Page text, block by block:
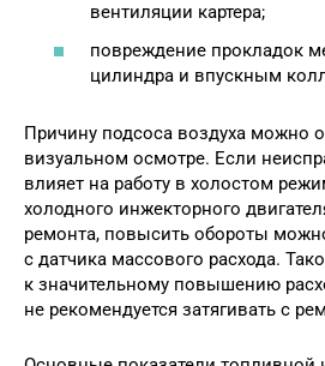
вентиляции картера;
повреждение прокладок
цилиндра и впускным
Причину подсоса воздуха можно
визуальном осмотре. Если
влияет на работу в холостом
холодного инжекторного
ремонта, повысить обороты
с датчика массового расхода.
к значительному повышению
не рекомендуется затягивать с